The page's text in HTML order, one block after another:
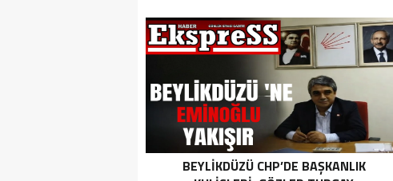
BEYLIKDÜZÜ CHP’DE BAŞKANLIK